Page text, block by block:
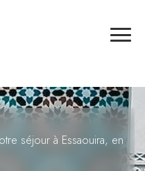
séjour à Essaouira, en